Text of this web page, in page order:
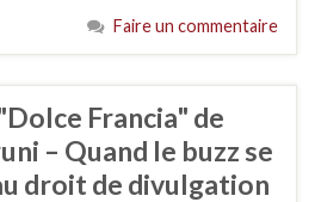
Faire un commentaire
Francia" de
– Quand le buzz se
droit de divulgation